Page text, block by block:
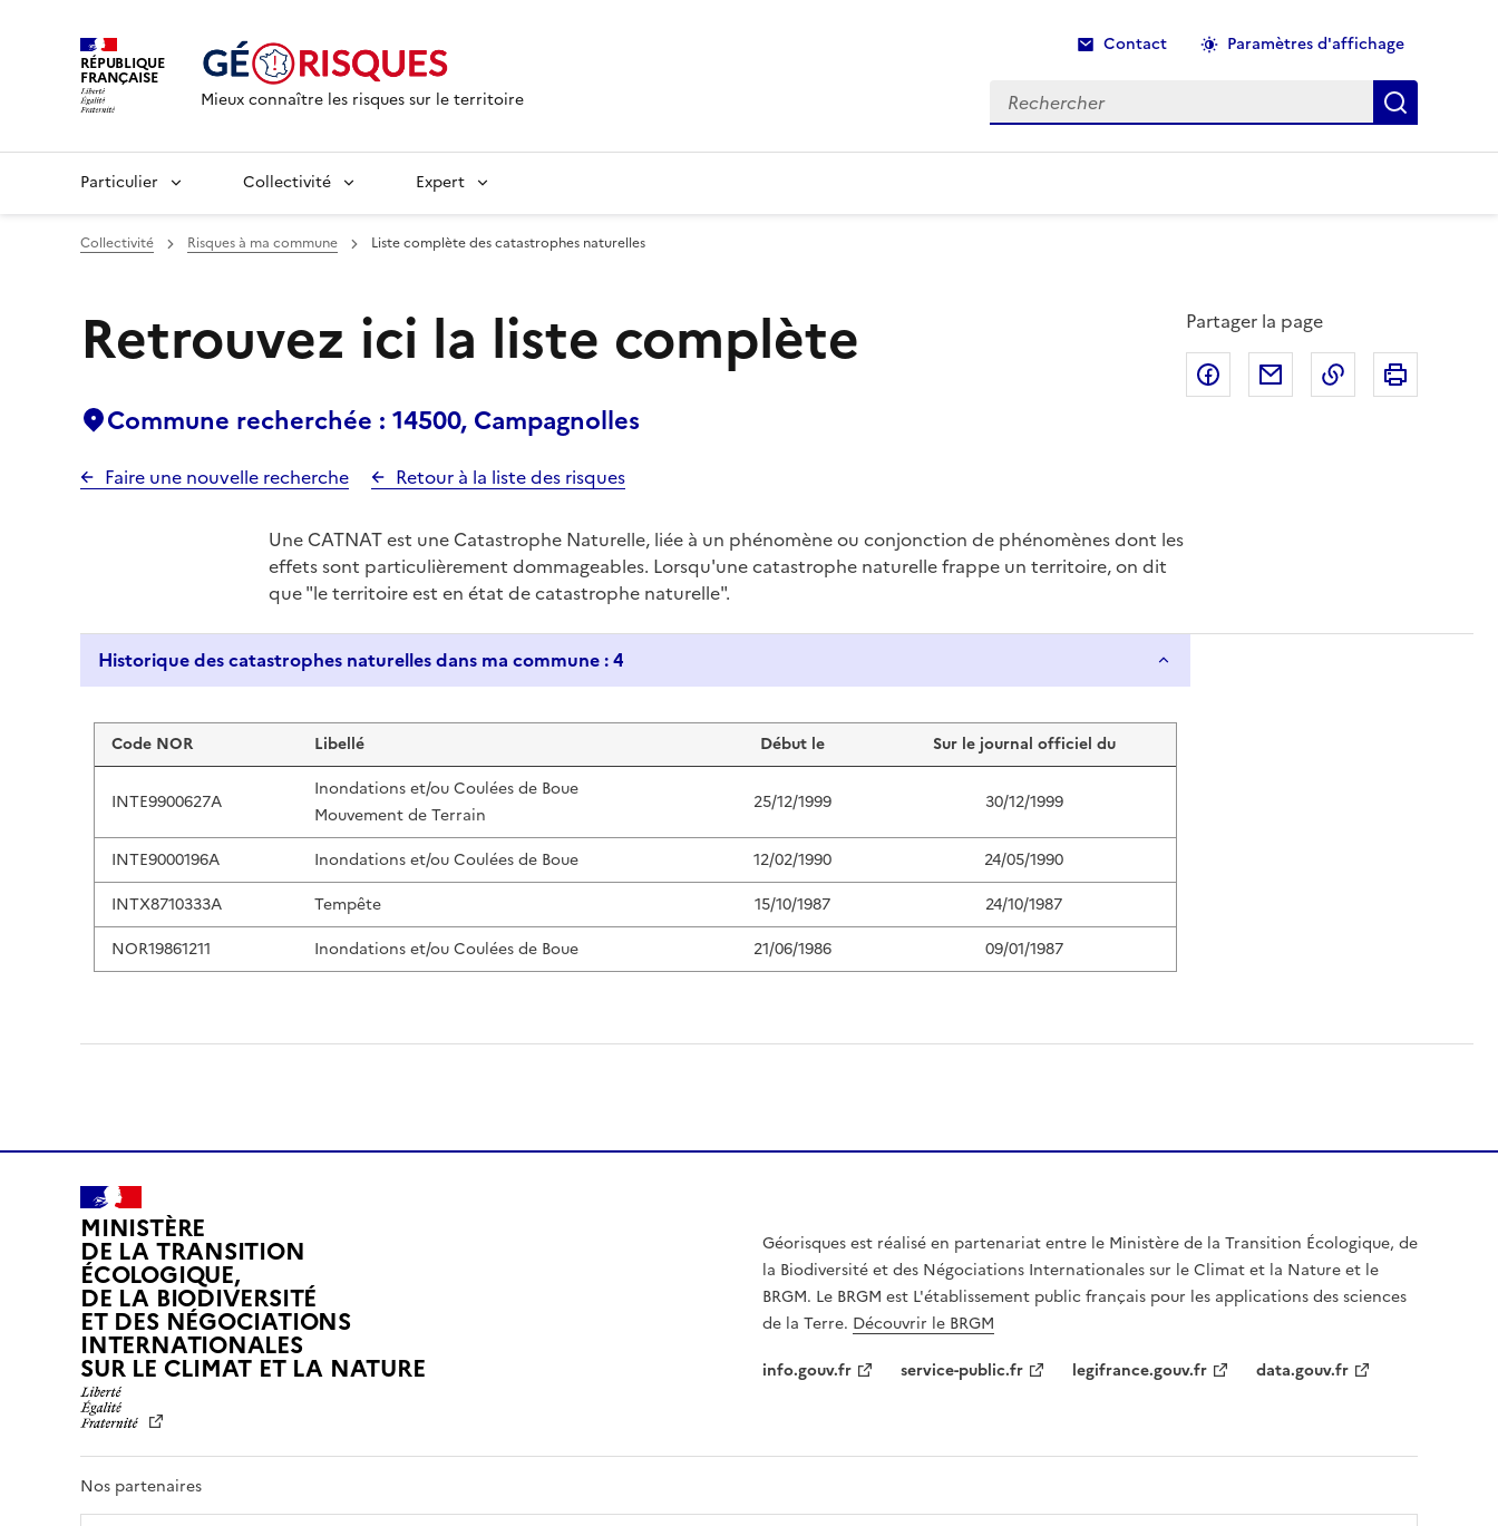
RÉPUBLIQUE
FRANÇAISE
Mieux connaître les risques sur le territoire
Contact Paramètres d'affichage
Rechercher Recherche
Particulier Collectivité Expert
Collectivité Risques à ma commune Liste complète des catastrophes naturelles
Retrouvez ici la liste complète
Commune recherchée : 14500, Campagnolles
Faire une nouvelle recherche Retour à la liste des risques
Partager la page
Partager sur Facebook
Partager par email
Copier dans le
Une CATNAT est une Catastrophe Naturelle, liée à un phénomène ou conjonction de phénomènes dont les
effets sont particulièrement dommageables. Lorsqu'une catastrophe naturelle frappe un territoire, on dit
que "le territoire est en état de catastrophe naturelle".
Historique des catastrophes naturelles dans ma commune : 4
Liste de résultats
Code NOR Libellé Début le Sur le journal officiel du
INTE9900627A
Inondations et/ou Coulées de Boue
Mouvement de Terrain
25/12/1999 30/12/1999
INTE9000196A Inondations et/ou Coulées de Boue 12/02/1990
24/05/1990
INTX8710333A
Tempête 15/10/1987
24/10/1987
NOR19861211
Inondations et/ou Coulées de Boue 21/06/1986 09/01/1987
MINISTÈRE
DE LA TRANSITION
ÉCOLOGIQUE,
DE LA BIODIVERSITÉ
ET DES NÉGOCIATIONS
INTERNATIONALES
SUR LE CLIMAT ET LA NATUREL
R
É
Géorisques est réalisé en partenariat entre le Ministère de la Transition Écologique, de
la Biodiversité et des Négociations Internationales sur le Climat et la Nature et le
BRGM. Le BRGM est L'établissement public français pour les applications des sciences
de la Terre. Découvrir le BRGM
info.gouv.fr
service-public.fr legifrance.gouv.fr data.gouv.fr
Nos partenaires